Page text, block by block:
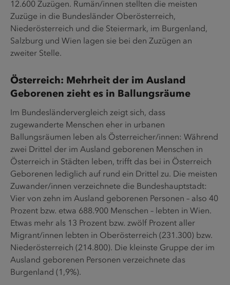
12.600 Zuzügen. Rumän/innen stellten die meisten
Zuzüge in die Bundesländer Oberösterreich,
Niederösterreich und die Steiermark, im Burgenland,
Salzburg und Wien lagen sie bei den Zuzügen an
zweiter Stelle.
Österreich: Mehrheit der im Ausland
Geborenen zieht es in Ballungsräume
Im Bundesländervergleich zeigt sich, dass
zugewanderte Menschen eher in urbanen
Ballungsräumen leben als Österreicher/innen: Während
zwei Drittel der im Ausland geborenen Menschen in
Österreich in Städten leben, trifft das bei in Österreich
Geborenen lediglich auf rund ein Drittel zu. Die meisten
Zuwander/innen verzeichnete die Bundeshauptstadt:
Vier von zehn im Ausland geborenen Personen – also 40
Prozent bzw. etwa 688.900 Menschen – lebten in Wien.
Etwas mehr als 13 Prozent bzw. zwölf Prozent aller
Migrant/innen lebten in Oberösterreich (231.300) bzw.
Niederösterreich (214.800). Die kleinste Gruppe der im
Ausland geborenen Personen verzeichnete das
Burgenland (1,9%).